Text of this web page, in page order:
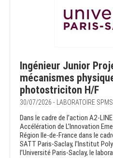
Ingénieur Junior
mécanismes
photostriciton H/F
30/07/2026 - LABORATOIRE SPMS
Dans le cadre de l’action A2-
Accélération de L’Innovation
Région Ile-de-France dans le
SATT Paris-Saclay, l’Institut
l’Université Paris-Saclay, le